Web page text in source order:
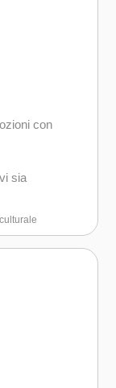
con
sia